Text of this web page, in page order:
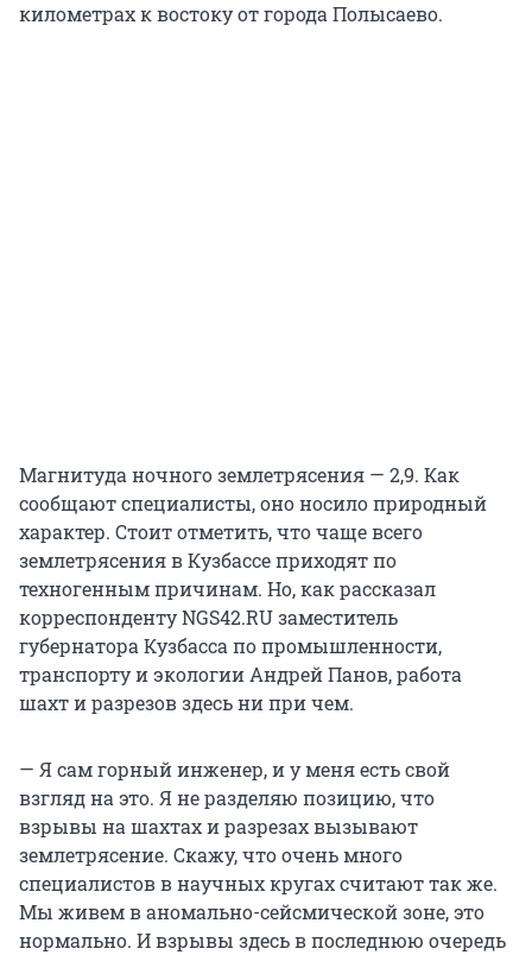
километрах к востоку от города Полысаево.
Магнитуда ночного землетрясения — 2,9. Как
сообщают специалисты, оно носило природный
характер. Стоит отметить, что чаще всего
землетрясения в Кузбассе приходят по
техногенным причинам. Но, как рассказал
корреспонденту NGS42.RU заместитель
губернатора Кузбасса по промышленности,
транспорту и экологии Андрей Панов, работа
шахт и разрезов здесь ни при чем.
— Я сам горный инженер, и у меня есть свой
взгляд на это. Я не разделяю позицию, что
взрывы на шахтах и разрезах вызывают
землетрясение. Скажу, что очень много
специалистов в научных кругах считают так же.
Мы живем в аномально-сейсмической зоне, это
нормально. И взрывы здесь в последнюю очередь